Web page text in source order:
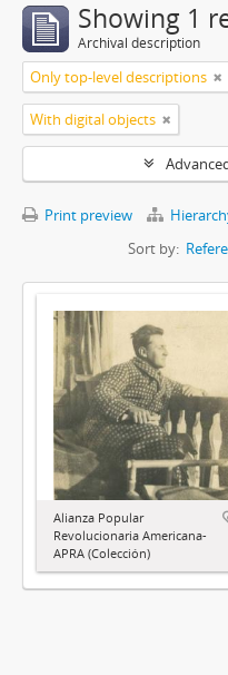
Showing 1
Archival description
Only top-level descriptions
With digital objects
Print preview
Sort by:
Alianza Popular
Revolucionaria Americana-
APRA (Colección)